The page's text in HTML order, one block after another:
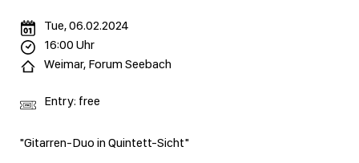
"Gitarren-Duo in Quintett-Sicht"
Tue, 06.02.2024
16:00 Uhr
Weimar, Forum Seebach
Entry: free